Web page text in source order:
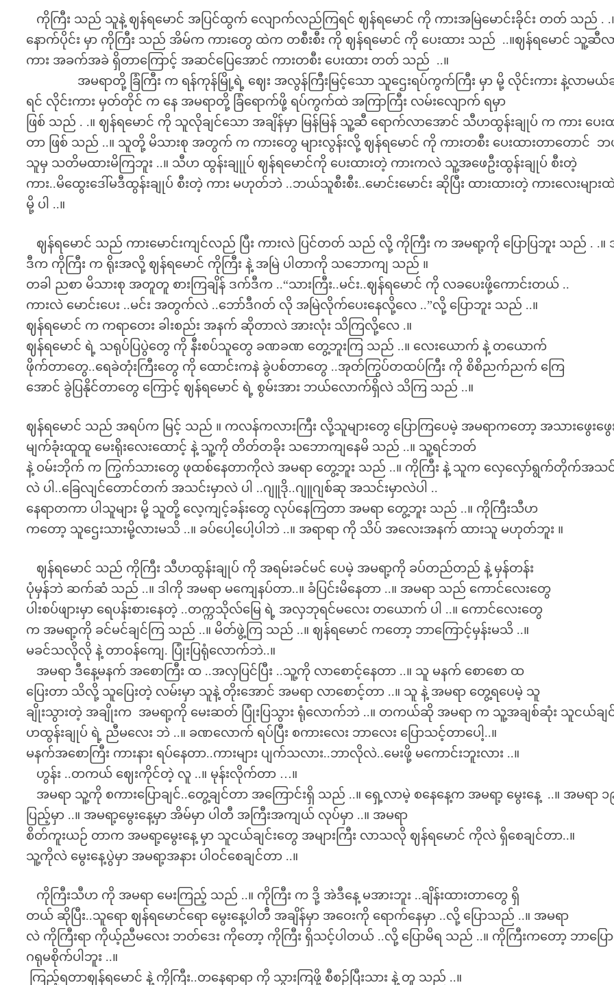
ကိုကြီး သည် သူနဲ့ ဈန်ရမောင် အပြင်ထွက် လျောက်လည်ကြရင် ဈန်ရမောင် ကို ကားအမြဲမောင်းခိုင်း တတ် သည် . .
နောက်ပိုင်း မှာ ကိုကြီး သည် အိမ်က ကားတွေ ထဲက တစီးစီး ကို ဈန်ရမောင် ကို ပေးထား သည် ..။ဈန်ရမောင် သူ့ဆီလ
ကား အခက်အခဲ ရှိတာကြောင့် အဆင်ပြေအောင် ကားတစီး ပေးထား တတ် သည် ..။
အမရာတို့ ခြံကြီး က ရန်ကုန်မြို့ရဲ့ ဈေး အလွန်ကြီးမြင့်သော သူဌေးရပ်ကွက်ကြီး မှာ မို့ လိုင်းကား နဲ့လာမ
ရင် လိုင်းကား မှတ်တိုင် က နေ အမရာတို့ ခြံရောက်ဖို့ ရပ်ကွက်ထဲ အကြာကြီး လမ်းလျောက် ရမှာ
ဖြစ် သည် . .။ ဈန်ရမောင် ကို သူလိုချင်သော အချိန်မှာ မြန်မြန် သူ့ဆီ ရောက်လာအောင် သီဟထွန်းချုပ် က ကား ပေးထ
တာ ဖြစ် သည် ..။ သူတို့ မိသားစု အတွက် က ကားတွေ များလွန်းလို့ ဈန်ရမောင် ကို ကားတစီး ပေးထားတာတောင်
သူမှ သတိမထားမိကြဘူး ..။ သီဟ ထွန်းချုုပ် ဈန်ရမောင်ကို ပေးထားတဲ့ ကားကလဲ သူ့အဖေဦးထွန်းချုပ် စီးတဲ့
ကား..မိထွေးဒေါ်မဒီထွန်းချုပ် စီးတဲ့ ကား မဟုတ်ဘဲ ..ဘယ်သူစီးစီး..မောင်းမောင်း ဆိုပြီး ထားထားတဲ့ ကားလေးမျာ
မို့ ပါ ..။
ဈန်ရမောင် သည် ကားမောင်းကျင်လည် ပြီး ကားလဲ ပြင်တတ် သည် လို့ ကိုကြီး က အမရာ့ကို ပြောပြဘူး သည် . .။
ဒီက ကိုကြီး က ရိုးအလို့ ဈန်ရမောင် ကိုကြီး နဲ့ အမြဲ ပါတာကို သဘောကျ သည် ။
တခါ ညစာ မိသားစု အတူတူ စားကြချိန် ဒက်ဒီက ..“သားကြီး..မင်း..ဈန်ရမောင် ကို လခပေးဖို့ကောင်းတယ် ..
ကားလဲ မောင်းပေး ..မင်း အတွက်လဲ ..ဘော်ဒီဂတ် လို အမြဲလိုက်ပေးနေလို့လေ ..”လို့ ပြောဘူး သည် ..။
ဈန်ရမောင် က ကရာတေး ခါးစည်း အနက် ဆိုတာလဲ အားလုံး သိကြလို့လေ .။
ဈန်ရမောင် ရဲ့ သရုပ်ပြပွဲတွေ ကို နီးစပ်သူတွေ ခဏခဏ တွေ့ဘူးကြ သည် ..။ လေးယောက် နဲ့ တယောက်
ဖိုက်တာတွေ..ရေခဲတုံးကြီးတွေ ကို ထောင်းကနဲ ခွဲပစ်တာတွေ ..အုတ်ကြွပ်တထပ်ကြီး ကို စိစိညက်ညက် ကြေ
အောင် ခွဲပြနိုင်တာတွေ ကြောင့် ဈန်ရမောင် ရဲ့ စွမ်းအား ဘယ်လောက်ရှိလဲ သိကြ သည် ..။
ဈန်ရမောင် သည် အရပ်က မြင့် သည် ။ ကလန်ကလားကြီး လို့သူများတွေ ပြောကြပေမဲ့ အမရာကတော့ အသားဖွေးဖွေ
မျက်ခုံးထူထူ မေးရိုးလေးထောင့် နဲ့ သူ့ကို တိတ်တခိုး သဘောကျနေမိ သည် ..။ သူ့ရင်ဘတ်
နဲ့ ဝမ်းဘိုက် က ကြွက်သားတွေ ဖုထစ်နေတာကိုလဲ အမရာ တွေ့ဘူး သည် ..။ ကိုကြီး နဲ့ သူက လှေလှော်ရွက်တိုက်အသင်
လဲ ပါ..ခြေလျင်တောင်တက် အသင်းမှာလဲ ပါ ..ဂျူဒို..ဂျူဂျစ်ဆု အသင်းမှာလဲပါ ..
နေရာတကာ ပါသူများ မို့ သူတို့ လေ့ကျင့်ခန်းတွေ လုပ်နေကြတာ အမရာ တွေ့ဘူး သည် ..။ ကိုကြီးသီဟ
ကတော့ သူဌေးသားမို့လားမသိ ..။ ခပ်ပေါ့ပေါ့ပါဘဲ ..။ အရာရာ ကို သိပ် အလေးအနက် ထားသူ မဟုတ်ဘူး ။
ဈန်ရမောင် သည် ကိုကြီး သီဟထွန်းချုပ် ကို အရမ်းခင်မင် ပေမဲ့ အမရာ့ကို ခပ်တည်တည် နဲ့ မှန်တန်း
ပုံမှန်ဘဲ ဆက်ဆံ သည် ..။ ဒါကို အမရာ မကျေနပ်တာ..။ ခံပြင်းမိနေတာ ..။ အမရာ သည် ကောင်လေးတွေ
ပါးစပ်ဖျားမှာ ရေပန်းစားနေတဲ့ ..တက္ကသိုလ်မြေ ရဲ့ အလှဘုရင်မလေး တယောက် ပါ ..။ ကောင်လေးတွေ
က အမရာ့ကို ခင်မင်ချင်ကြ သည် ..။ မိတ်ဖွဲ့ကြ သည် ..။ ဈန်ရမောင် ကတော့ ဘာကြောင့်မှန်းမသိ ..။
မခင်သလိုလို နဲ့ တာဝန်ကျေ. ပြုံးပြရုံလောက်ဘဲ..။
အမရာ ဒီနေ့မနက် အစောကြီး ထ ..အလှပြင်ပြီး ..သူ့ကို လာစောင့်နေတာ ..။ သူ မနက် စောစော ထ
ပြေးတာ သိလို့ သူပြေးတဲ့ လမ်းမှာ သူနဲ့ တိုးအောင် အမရာ လာစောင့်တာ ..။ သူ နဲ့ အမရာ တွေ့ရပေမဲ့ သူ
ချိုးသွားတဲ့ အချိုးက အမရာ့ကို မေးဆတ် ပြုံးပြသွား ရုံလောက်ဘဲ ..။ တကယ်ဆို အမရာ က သူ့အချစ်ဆုံး သူငယ်ချ
ဟထွန်းချုပ် ရဲ့ ညီမလေး ဘဲ ..။ ခဏလောက် ရပ်ပြီး စကားလေး ဘာလေး ပြောသင့်တာပေါ့..။
မနက်အစောကြီး ကားနား ရပ်နေတာ..ကားများ ပျက်သလား..ဘာလိုလဲ..မေးဖို့ မကောင်းဘူးလား ..။
ဟွန်း ..တကယ် ဈေးကိုင်တဲ့ လူ ..။ မုန်းလိုက်တာ …။
အမရာ သူ့ကို စကားပြောချင်..တွေ့ချင်တာ အကြောင်းရှိ သည် ..။ ရှေ့လာမဲ့ စနေနေ့က အမရာ့ မွေးနေ့ ..။ အမရာ ၁
ပြည့်မှာ ..။ အမရာ့မွေးနေ့မှာ အိမ်မှာ ပါတီ အကြီးအကျယ် လုပ်မှာ ..။ အမရာ
စိတ်ကူးယဉ် တာက အမရာ့မွေးနေ့ မှာ သူငယ်ချင်းတွေ အများကြီး လာသလို ဈန်ရမောင် ကိုလဲ ရှိစေချင်တာ..။
သူ့ကိုလဲ မွေးနေ့ပွဲမှာ အမရာ့အနား ပါဝင်စေချင်တာ ..။
ကိုကြီးသီဟ ကို အမရာ မေးကြည့် သည် ..။ ကိုကြီး က ဒို့ အဲဒီနေ့ မအားဘူး ..ချိန်းထားတာတွေ ရှိ
တယ် ဆိုပြီး..သူရော ဈန်ရမောင်ရော မွေးနေ့ပါတီ အချိန်မှာ အဝေးကို ရောက်နေမှာ ..လို့ ပြောသည် ..။ အမရာ
လဲ ကိုကြီးရာ ကိုယ့်ညီမလေး ဘတ်ဒေး ကိုတော့ ကိုကြီး ရှိသင့်ပါတယ် ..လို့ ပြောမိရ သည် ..။ ကိုကြီးကတော့ ဘာပြောပ
ဂရုမစိုက်ပါဘူး ..။
ကြည့်ရတာဈန်ရမောင် နဲ့ ကိုကြီး..တနေရာရာ ကို သွားကြဖို့ စီစဉ်ပြီးသား နဲ့ တူ သည် ..။